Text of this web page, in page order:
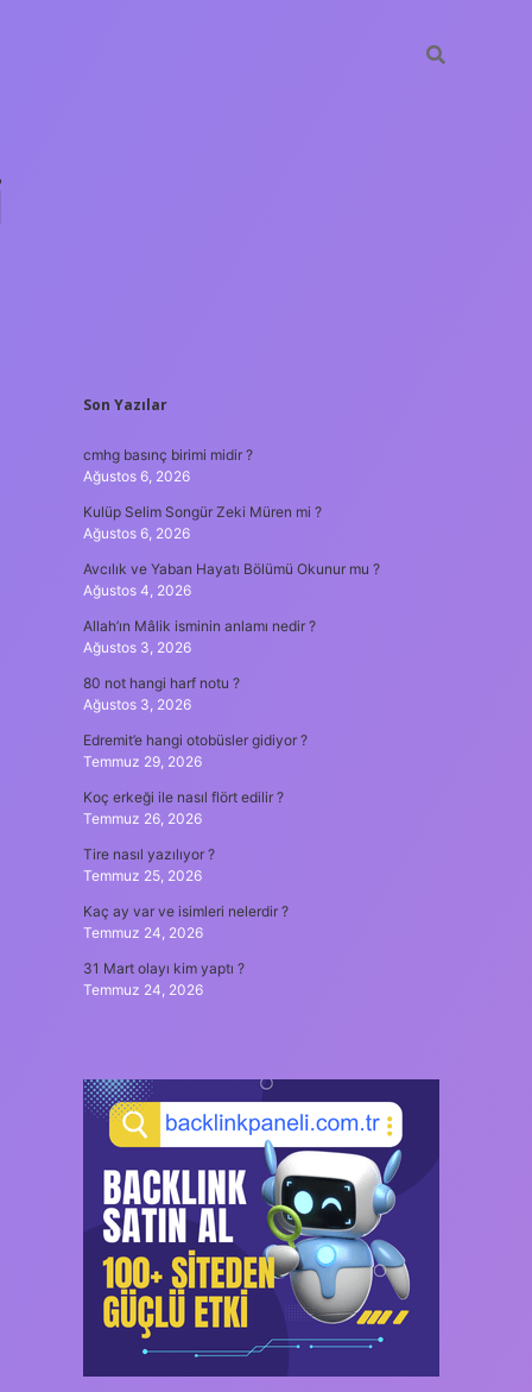
SIDEBAR
Son Yazılar
cmhg basınç birimi midir ?
Ağustos 6, 2026
Kulüp Selim Songür Zeki Müren mi ?
Ağustos 6, 2026
Avcılık ve Yaban Hayatı Bölümü Okunur mu ?
Ağustos 4, 2026
Allah’ın Mâlik isminin anlamı nedir ?
Ağustos 3, 2026
80 not hangi harf notu ?
Ağustos 3, 2026
Edremit’e hangi otobüsler gidiyor ?
Temmuz 29, 2026
Koç erkeği ile nasıl flört edilir ?
Temmuz 26, 2026
Tire nasıl yazılıyor ?
Temmuz 25, 2026
Kaç ay var ve isimleri nelerdir ?
Temmuz 24, 2026
31 Mart olayı kim yaptı ?
Temmuz 24, 2026